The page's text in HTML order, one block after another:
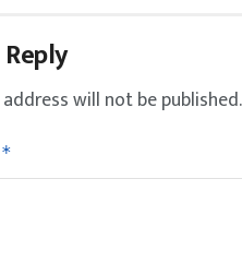
will not be published.
*